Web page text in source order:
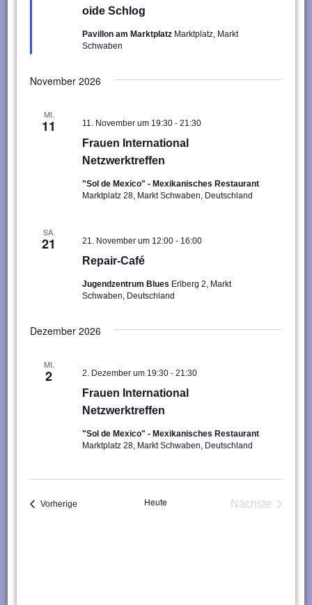
oide Schlog
Pavillon am Marktplatz Marktplatz, Markt
Schwaben
November 2026
MI.
11
Frauen International
Netzwerktreffen
11. November um 19:30 -21:30
"Sol de Mexico" - Mexikanisches Restaurant
Marktplatz 28, Markt Schwaben, Deutschland
SA.
21
Repair-Café
21. November um 12:00 - 16:00
Jugendzentrum Blues Erlberg 2, Markt
Schwaben, Deutschland
Dezember 2026
MI.
2
Frauen International
Netzwerktreffen
2. Dezember um 19:30 -21:30
"Sol de Mexico" - Mexikanisches Restaurant
Marktplatz 28, Markt Schwaben, Deutschland
Vorherige Heute
Nächste